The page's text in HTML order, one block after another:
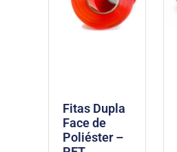
Fitas Dupla
Face de
Poliéster –